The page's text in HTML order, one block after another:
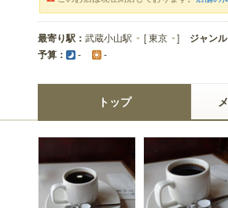
最寄り駅： 武蔵小山駅 [東京 ] ジャンル
予算： - -
トップ